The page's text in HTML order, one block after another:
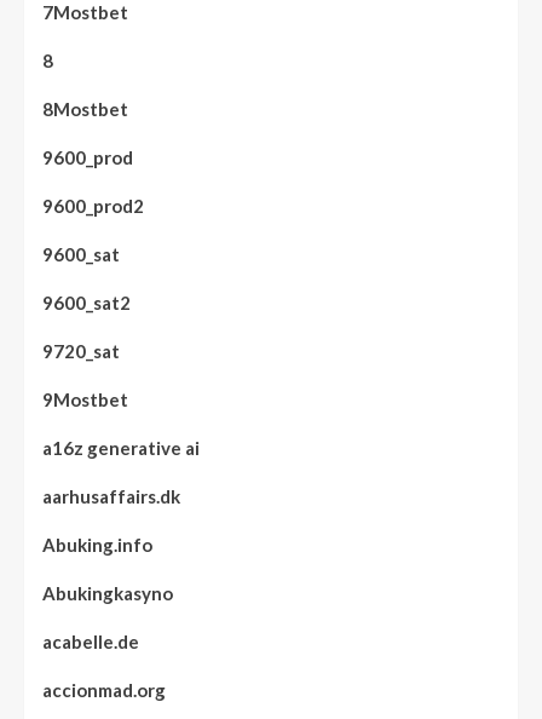
7Mostbet
8
8Mostbet
9600_prod
9600_prod2
9600_sat
9600_sat2
9720_sat
9Mostbet
a16z generative ai
aarhusaffairs.dk
Abuking.info
Abukingkasyno
acabelle.de
accionmad.org